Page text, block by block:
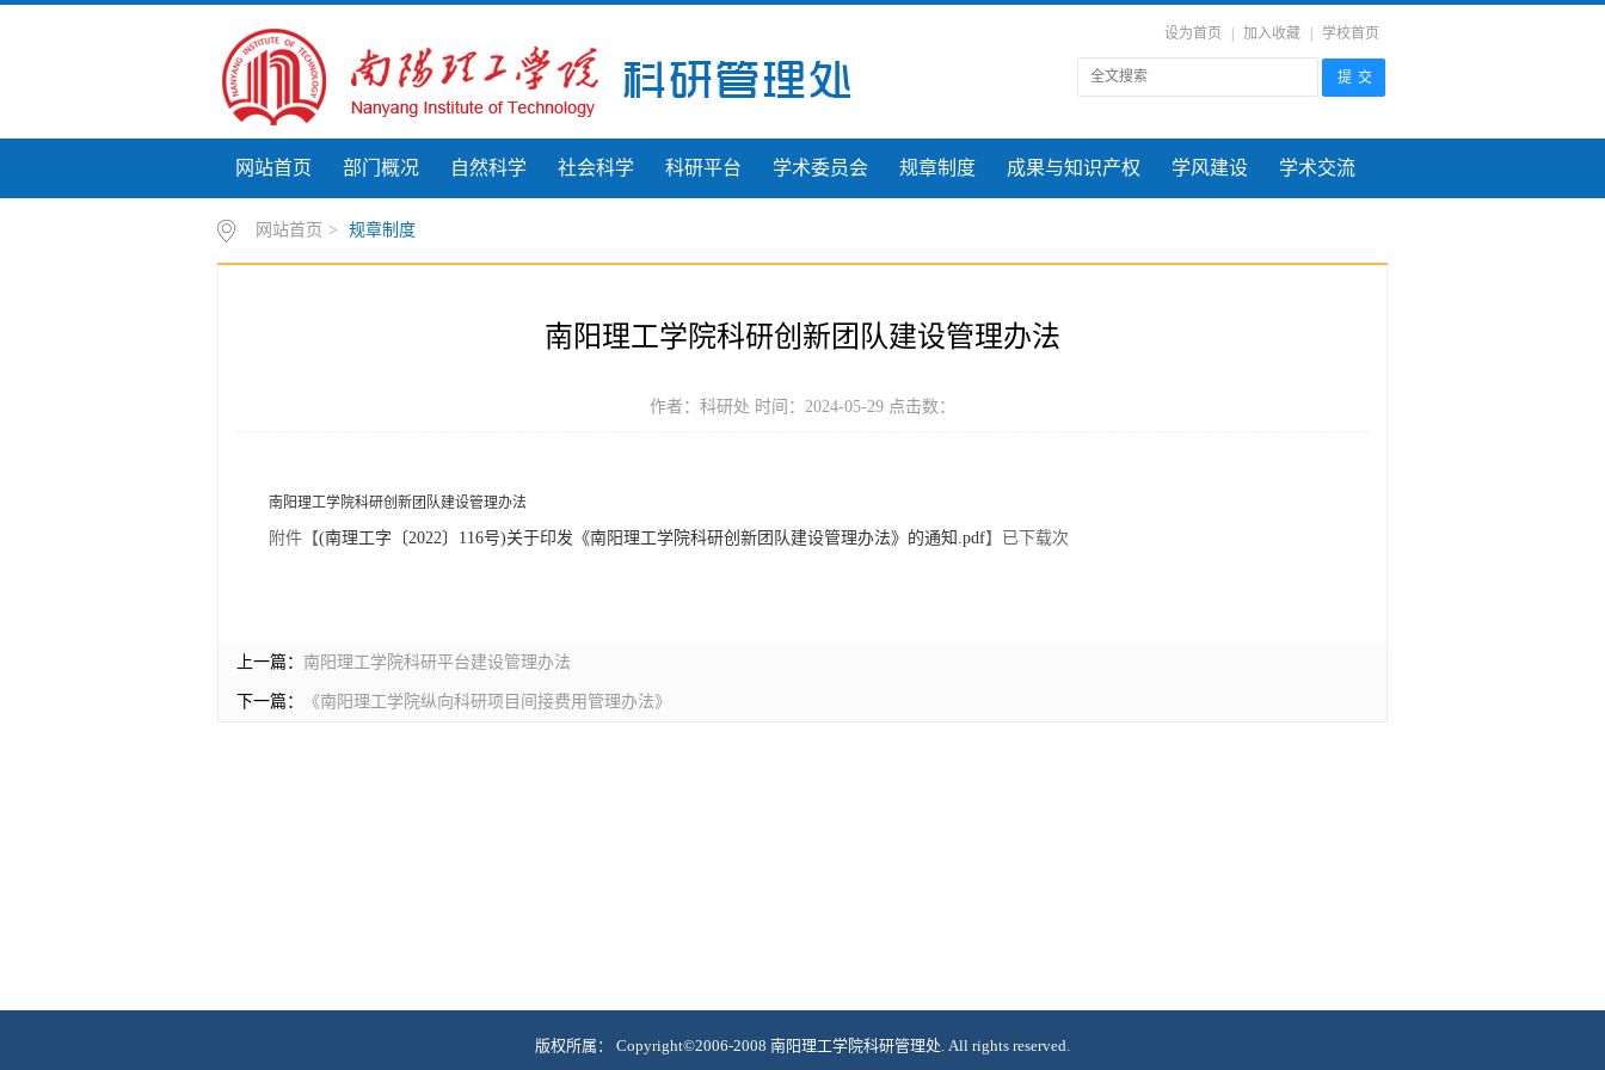
设为首页 加入收藏 学校首页
网站首页 部门概况 自然科学 社会科学 科研平台 学术委员会 规章制度 成果与知识产权 学风建设 学术交流
网站首页 > 规章制度
南阳理工学院科研创新团队建设管理办法
作者：科研处 时间：2024-05-29 点击数：
南阳理工学院科研创新团队建设管理办法
附件【(南理工字〔2022〕116号)关于印发《南阳理工学院科研创新团队建设管理办法》的通知.pdf】已下载次
上一篇： 南阳理工学院科研平台建设管理办法
下一篇： 《南阳理工学院纵向科研项目间接费用管理办法》
版权所属： Copyright©2006-2008 南阳理工学院科研管理处. All rights reserved.